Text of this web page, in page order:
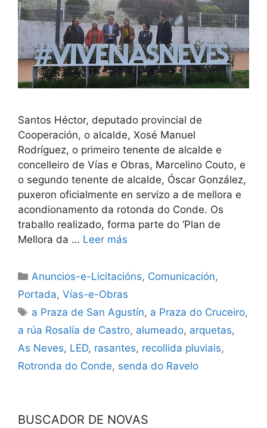
Santos Héctor, deputado provincial de
Cooperación, o alcalde, Xosé Manuel
Rodríguez, o primeiro tenente de alcalde e
concelleiro de Vías e Obras, Marcelino Couto, e
o segundo tenente de alcalde, Óscar González,
puxeron oficialmente en servizo a de mellora e
acondionamento da rotonda do Conde. Os
traballo realizado, forma parte do ‘Plan de
Mellora da … Leer más
Anuncios-e-Licitacións, Comunicación,
Portada, Vías-e-Obras
a Praza de San Agustín, a Praza do Cruceiro,
a rúa Rosalía de Castro, alumeado, arquetas,
As Neves, LED, rasantes, recollida pluviais,
Rotronda do Conde, senda do Ravelo
BUSCADOR DE NOVAS